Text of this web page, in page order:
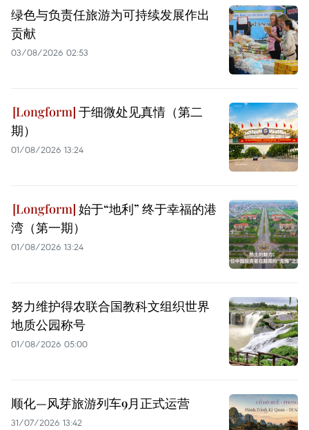
绿色与负责任旅游为可持续发展作出
贡献
03/08/2026 02:53
于细微处见真情（第二
期）
01/08/2026 13:24
始于“地利” 终于幸福的港
湾（第一期）
01/08/2026 13:24
努力维护得农联合国教科文组织世界
地质公园称号
01/08/2026 05:00
顺化—风芽旅游列车9月正式运营
31/07/2026 13:42